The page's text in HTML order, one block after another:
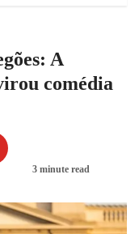
A
comédia
3 minute read